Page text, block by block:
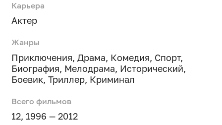
Карьера
Актер
Жанры
Приключения, Драма, Комедия, Спорт,
Биография, Мелодрама, Исторический,
Боевик, Триллер, Криминал
Всего фильмов
12, 1996 — 2012